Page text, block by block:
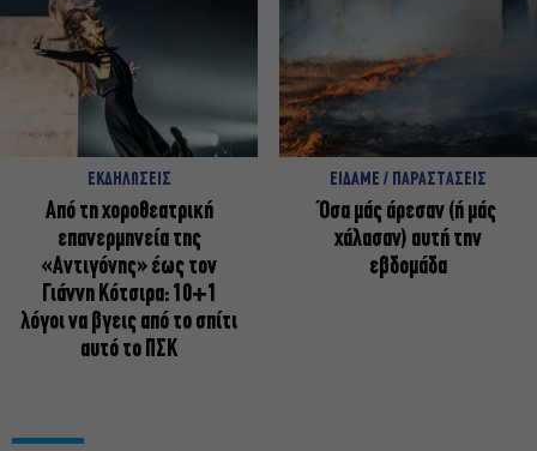
ΕΚΔΗΛΩΣΕΙΣ
Από τη χοροθεατρική
επανερμηνεία της
«Αντιγόνης» έως τον
Γιάννη Κότσιρα: 10+1
λόγοι να βγεις από το σπίτι
αυτό το ΠΣΚ
ΕΙΔΑΜΕ / ΠΑΡΑΣΤΑΣΕΙΣ
Όσα μάς άρεσαν (ή μάς
χάλασαν) αυτή την
εβδομάδα